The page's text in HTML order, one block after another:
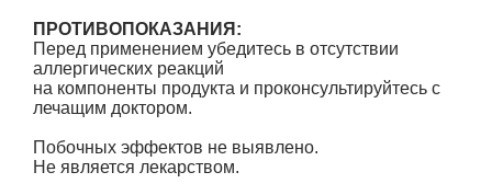
ПРОТИВОПОКАЗАНИЯ:
Перед применением убедитесь в отсутствии
аллергических реакций
на компоненты продукта и проконсультируйтесь с
лечащим доктором.
Побочных эффектов не выявлено.
Не является лекарством.